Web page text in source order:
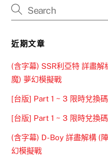
近期文章
(含字幕) SSR利亞特 詳盡
魔) 夢幻模擬戰
[台版] Part 1 ~ 3 限時兌換碼
[台版] Part 1 ~ 3 限時兌換碼
(含字幕) D-Boy 詳盡解構 (
幻模擬戰